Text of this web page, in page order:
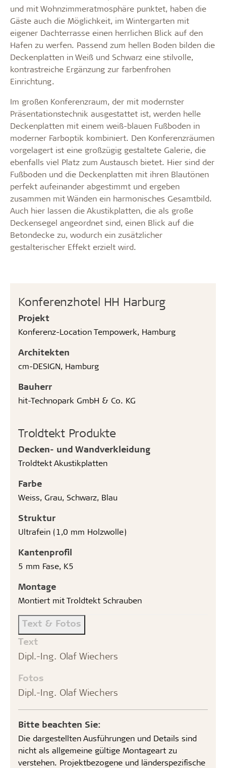
Konferenzhotel HH Harburg
Projekt
Konferenz-Location Tempowerk, Hamburg
Architekten
cm-DESIGN, Hamburg
Bauherr
hit-Technopark GmbH & Co. KG
Troldtekt Produkte
Decken- und Wandverkleidung
Troldtekt Akustikplatten
Farbe
Weiss, Grau, Schwarz, Blau
Struktur
Ultrafein (1,0 mm Holzwolle)
Kantenprofil
5 mm Fase, K5
Montage
Montiert mit Troldtekt Schrauben
Text & Fotos
Text
Dipl.-Ing. Olaf Wiechers
Fotos
Dipl.-Ing. Olaf Wiechers
Bitte beachten Sie:
Die dargestellten Ausführungen und Details sind
nicht als allgemeine gültige Montageart zu
verstehen. Projektbezogene und länderspezifische
und mit Wohnzimmeratmosphäre punktet, haben die
Gäste auch die Möglichkeit, im Wintergarten mit
eigener Dachterrasse einen herrlichen Blick auf den
Hafen zu werfen. Passend zum hellen Boden bilden die
Deckenplatten in Weiß und Schwarz eine stilvolle,
kontrastreiche Ergänzung zur farbenfrohen
Einrichtung.
Im großen Konferenzraum, der mit modernster
Präsentationstechnik ausgestattet ist, werden helle
Deckenplatten mit einem weiß-blauen Fußboden in
moderner Farboptik kombiniert. Den Konferenzräumen
vorgelagert ist eine großzügig gestaltete Galerie, die
ebenfalls viel Platz zum Austausch bietet. Hier sind der
Fußboden und die Deckenplatten mit ihren Blautönen
perfekt aufeinander abgestimmt und ergeben
zusammen mit Wänden ein harmonisches Gesamtbild.
Auch hier lassen die Akustikplatten, die als große
Deckensegel angeordnet sind, einen Blick auf die
Betondecke zu, wodurch ein zusätzlicher
gestalterischer Effekt erzielt wird.